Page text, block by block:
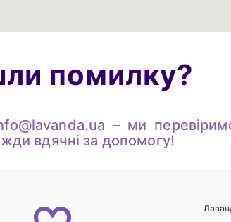
помилку?
– ми
вдячні за допомогу!